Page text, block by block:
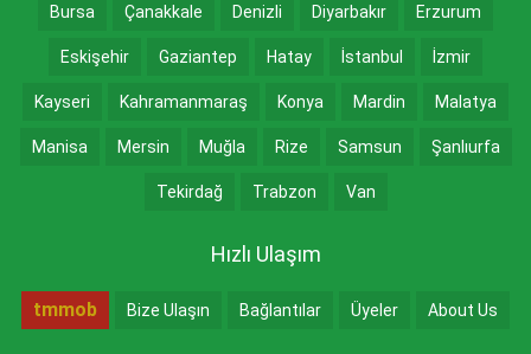
Bursa Çanakkale Denizli Diyarbakır Erzurum
Eskişehir Gaziantep Hatay İstanbul İzmir
Kayseri Kahramanmaraş Konya Mardin Malatya
Manisa Mersin Muğla Rize Samsun Şanlıurfa
Tekirdağ Trabzon Van
Hızlı Ulaşım
tmmob Bize Ulaşın Bağlantılar Üyeler About Us